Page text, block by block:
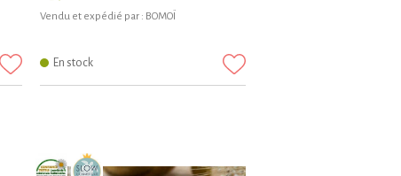
Vendu et expédié par : BOMOÏ
En stock